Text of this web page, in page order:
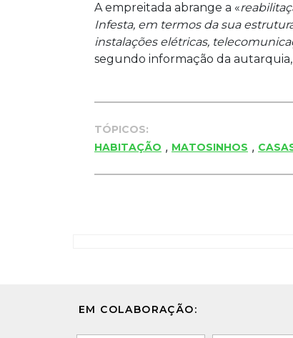
A empreitada abrange a «
Infesta, em termos da sua
instalações elétricas,
segundo informação da
TÓPICOS:
HABITAÇÃO , MATOSINHOS ,
EM COLABORAÇÃO: